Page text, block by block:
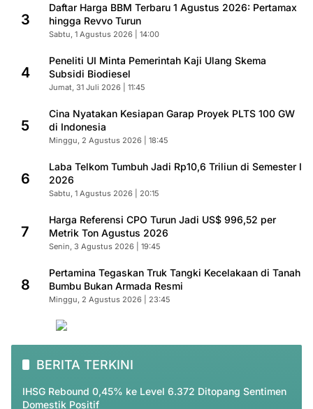
3
Daftar Harga BBM Terbaru 1 Agustus 2026: Pertamax
hingga Revvo Turun
Sabtu, 1 Agustus 2026 | 14:00
4
Peneliti UI Minta Pemerintah Kaji Ulang Skema
Subsidi Biodiesel
Jumat, 31 Juli 2026 | 11:45
5
Cina Nyatakan Kesiapan Garap Proyek PLTS 100 GW
di Indonesia
Minggu, 2 Agustus 2026 | 18:45
6
Laba Telkom Tumbuh Jadi Rp10,6 Triliun di Semester I
2026
Sabtu, 1 Agustus 2026 | 20:15
7
Harga Referensi CPO Turun Jadi US$ 996,52 per
Metrik Ton Agustus 2026
Senin, 3 Agustus 2026 | 19:45
8
Pertamina Tegaskan Truk Tangki Kecelakaan di Tanah
Bumbu Bukan Armada Resmi
Minggu, 2 Agustus 2026 | 23:45
BERITA TERKINI
IHSG Rebound 0,45% ke Level 6.372 Ditopang Sentimen
Domestik Positif